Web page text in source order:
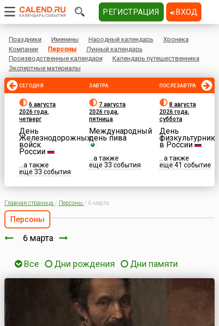
Праздники Именины Народный календарь
Хроника
Компании
Персоны
Лунный календарь
Производственные календари
Календарь путешественника
Экспертные материалы
СЕГОДНЯ
6 августа
2026 года,
четверг
День
Железнодорожных
войск
России
...а также
еще 33 события
ЗАВТРА
7 августа
2026 года,
пятница
Международный
день пива
...а также
еще 33 события
ПОСЛЕЗАВТРА
8 августа
2026 года,
суббота
День
физкультурника
в России
...а также
еще 41 событие
Главная страница / Персоны / 6 марта
Персоны
6 марта
Все Дни рождения Дни памяти
РЕГИСТРАЦИЯ ВХОД